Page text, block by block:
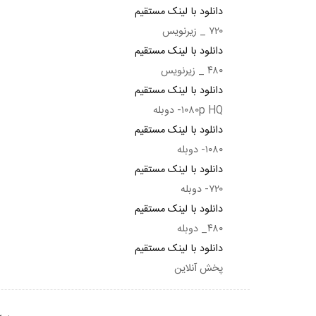
دانلود با لینک مستقیم
۷۲۰ _ زیرنویس
دانلود با لینک مستقیم
۴۸۰ _ زیرنویس
دانلود با لینک مستقیم
۱۰۸۰p HQ- دوبله
دانلود با لینک مستقیم
۱۰۸۰- دوبله
دانلود با لینک مستقیم
۷۲۰- دوبله
دانلود با لینک مستقیم
۴۸۰_ دوبله
دانلود با لینک مستقیم
پخش آنلاین